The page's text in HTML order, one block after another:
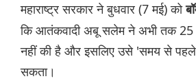
महाराष्ट्र सरकार ने बुधवार (7 मई) को
कि आतंकवादी अबू सलेम ने अभी तक 25
नहीं की है और इसलिए उसे 'समय से पहले'
सकता।